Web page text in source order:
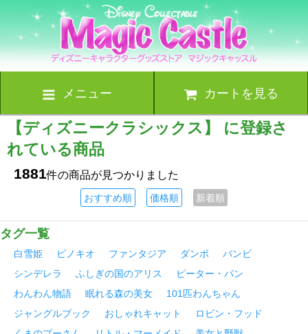
メニュー カートを見る
【ディズニークラシックス】 に登録さ
れている商品
1881件の商品が見つかりました
おすすめ順 価格順 新着順
タグ一覧
白雪姫 ピノキオ ファンタジア ダンボ
バンビ
シンデレラ
ふしぎの国のアリス
ピーター・パン
わんわん物語
眠れる森の美女
101匹わんちゃん
ジャングルブック
おしゃれキャット
ロビン・フッド